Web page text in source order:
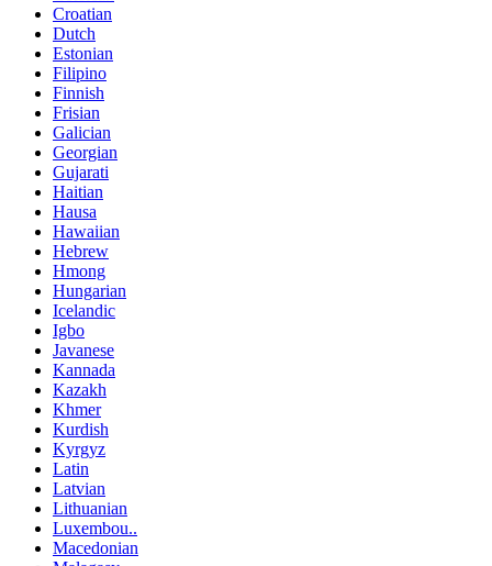
Croatian
Dutch
Estonian
Filipino
Finnish
Frisian
Galician
Georgian
Gujarati
Haitian
Hausa
Hawaiian
Hebrew
Hmong
Hungarian
Icelandic
Igbo
Javanese
Kannada
Kazakh
Khmer
Kurdish
Kyrgyz
Latin
Latvian
Lithuanian
Luxembou..
Macedonian